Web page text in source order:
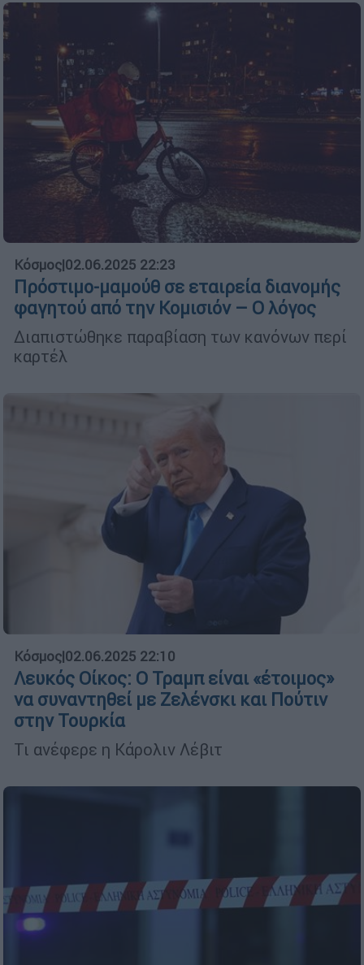
Κόσμος|02.06.2025 22:23
Πρόστιμο-μαμούθ σε εταιρεία διανομής
φαγητού από την Κομισιόν – Ο λόγος
Διαπιστώθηκε παραβίαση των κανόνων περί
καρτέλ
Κόσμος|02.06.2025 22:10
Λευκός Οίκος: Ο Τραμπ είναι «έτοιμος»
να συναντηθεί με Ζελένσκι και Πούτιν
στην Τουρκία
Τι ανέφερε η Κάρολιν Λέβιτ